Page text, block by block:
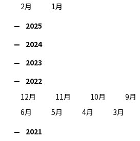
2月
1月
2025
2024
2023
2022
12月
11月 10月 9月
6月
5月 4月 3月
2021